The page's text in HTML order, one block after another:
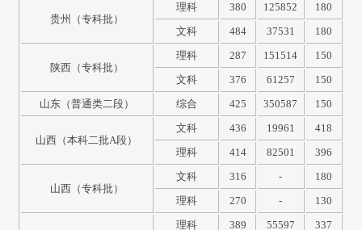
贵州（专科批）
理科 380 125852
180
文科
484 37531 180
陕西（专科批）
理科 287 151514
150
文科
376 61257
150
山东（普通类二段）
综合 425 350587 150
山西（本科二批A段）
文科 436 19961
418
理科
414 82501 396
山西（专科批）
文科 316 -
180
理科
270 - 130
理科 389 55597
337